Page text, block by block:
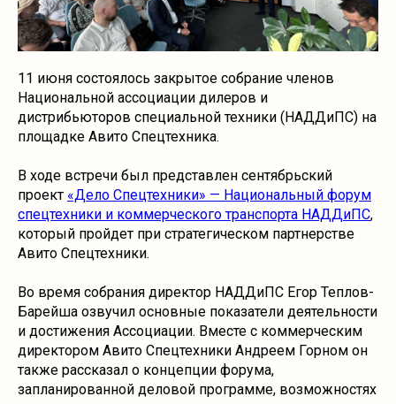
11 июня состоялось закрытое собрание членов
Национальной ассоциации дилеров и
дистрибьюторов специальной техники (НАДДиПС) на
площадке Авито Спецтехника.
В ходе встречи был представлен сентябрьский
проект «Дело Спецтехники» — Национальный форум
спецтехники и коммерческого транспорта НАДДиПС,
который пройдет при стратегическом партнерстве
Авито Спецтехники.
Во время собрания директор НАДДиПС Егор Теплов-
Барейша озвучил основные показатели деятельности
и достижения Ассоциации. Вместе с коммерческим
директором Авито Спецтехники Андреем Горном он
также рассказал о концепции форума,
запланированной деловой программе, возможностях